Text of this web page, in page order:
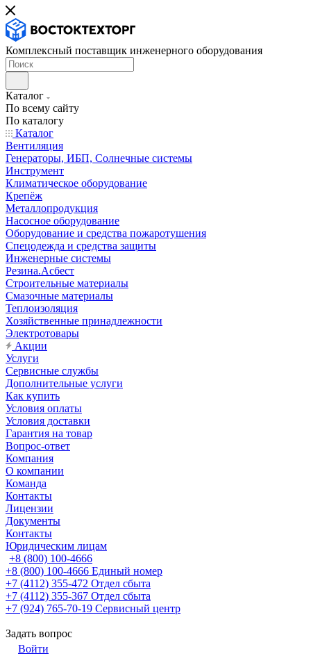
Комплексный поставщик инженерного оборудования
Каталог
По всему сайту
По каталогу
Каталог
Вентиляция
Генераторы, ИБП, Солнечные системы
Инструмент
Климатическое оборудование
Крепёж
Металлопродукция
Насосное оборудование
Оборудование и средства пожаротушения
Спецодежда и средства защиты
Инженерные системы
Резина.Асбест
Строительные материалы
Смазочные материалы
Теплоизоляция
Хозяйственные принадлежности
Электротовары
Акции
Услуги
Сервисные службы
Дополнительные услуги
Как купить
Условия оплаты
Условия доставки
Гарантия на товар
Вопрос-ответ
Компания
О компании
Команда
Контакты
Лицензии
Документы
Контакты
Юридическим лицам
+8 (800) 100-4666
+8 (800) 100-4666 Единый номер
+7 (4112) 355-472 Отдел сбыта
+7 (4112) 355-367 Отдел сбыта
+7 (924) 765-70-19 Сервисный центр
Задать вопрос
Войти